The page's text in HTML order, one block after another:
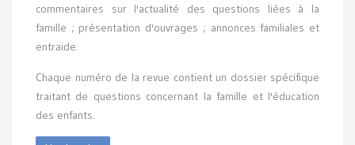
commentaires sur l'actualité des questions liées à la
famille ; présentation d'ouvrages ; annonces familiales et
entraide.
Chaque numéro de la revue contient un dossier spécifique
traitant de questions concernant la famille et l'éducation
des enfants.